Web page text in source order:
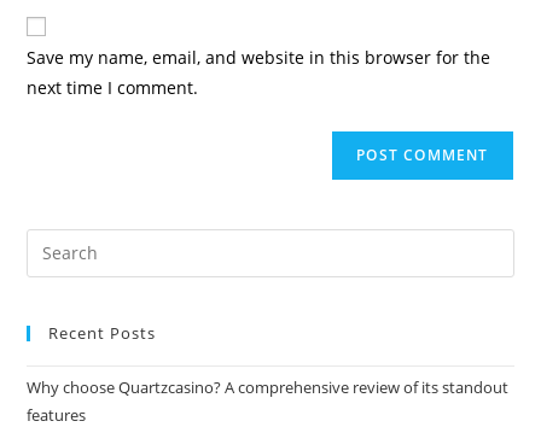
Save my name, email, and website in this browser for the
next time I comment.
Recent Posts
Why choose Quartzcasino? A comprehensive review of its standout
features